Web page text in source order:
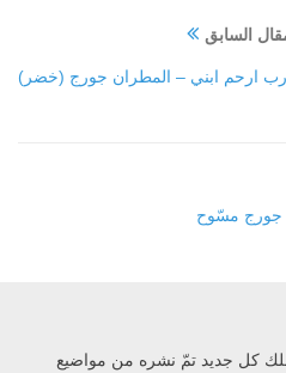
السابق
رب ارحم ابني – المطران جورج (خضر)
جورج مسّوح
كل جديد تمّ نشره من مواضيع